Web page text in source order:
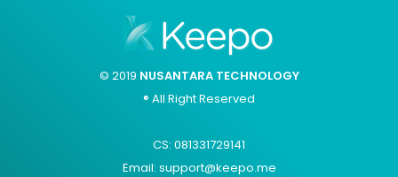
© 2019 NUSANTARA TECHNOLOGY
® All Right Reserved
CS: 081331729141
Email: support@keepo.me